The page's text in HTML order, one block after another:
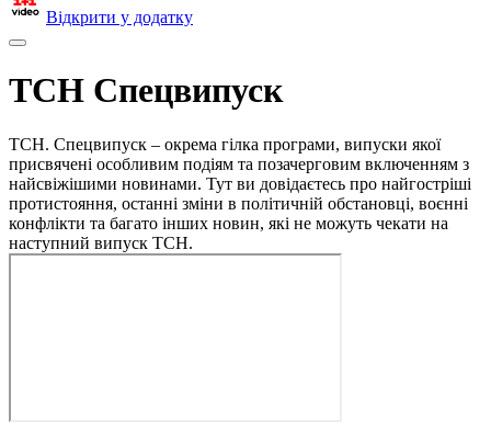
Відкрити у додатку
ТСН Спецвипуск
ТСН. Спецвипуск – окрема гілка програми, випуски якої
присвячені особливим подіям та позачерговим включенням з
найсвіжішими новинами. Тут ви довідаєтесь про найгостріші
протистояння, останні зміни в політичній обстановці, воєнні
конфлікти та багато інших новин, які не можуть чекати на
наступний випуск ТСН.